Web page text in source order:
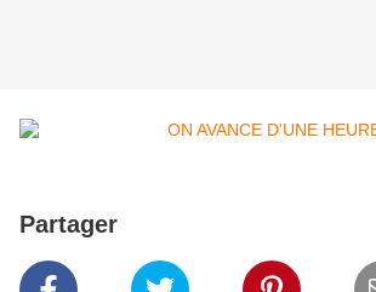
Partager